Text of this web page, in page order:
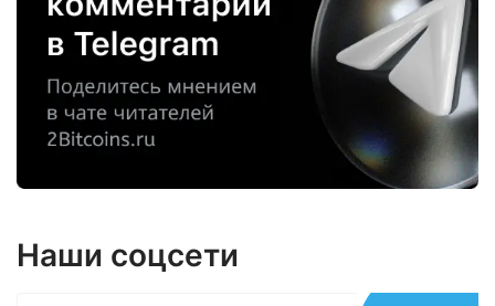
Наши соцсети